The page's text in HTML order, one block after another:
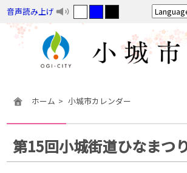
音声読み上げ
ホーム 小城市カレンダー
第15回小城街道ひなまつ